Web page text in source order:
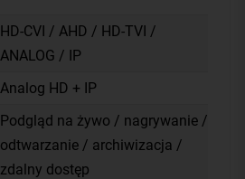
HD-CVI / AHD / HD-TVI /
ANALOG / IP
Analog HD + IP
Podgląd na żywo / nagrywanie /
odtwarzanie / archiwizacja /
zdalny dostęp